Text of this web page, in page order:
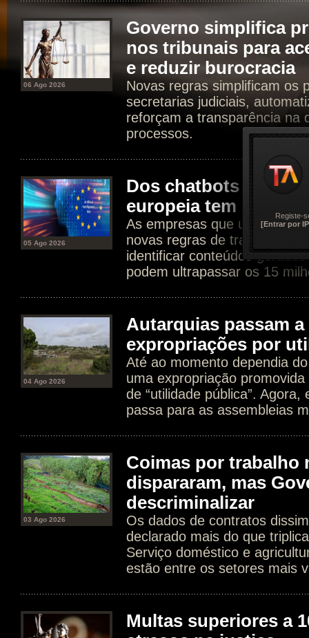
06 Ago 2026
Governo simplifica
nos tribunais para
e reduzir burocracia
Novas regras simplificam os
secretarias judiciais,
reforçam a transparência na
processos.
05 Ago 2026
Dos chatbots aos
europeia tem agora
As empresas que usam IA
novas regras de
identificar conteúdos
podem ultrapassar os 15
04 Ago 2026
Autarquias passam
expropriações por
Até ao momento dependia
uma expropriação
de “utilidade pública”. Agora,
passa para as assembleias
03 Ago 2026
Coimas por trabalho
dispararam, mas
descriminalizar
Os dados de contratos
declarado mais do que
Serviço doméstico e
estão entre os setores mais
Multas superiores a
Registe-
[Entrar por